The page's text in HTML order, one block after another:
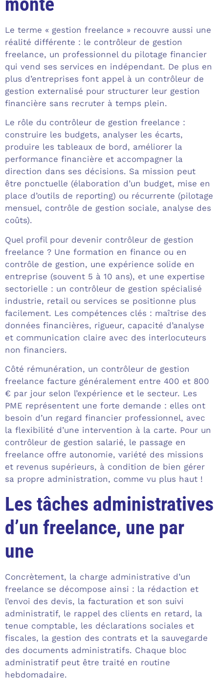
Le terme « gestion freelance » recouvre aussi une
réalité différente : le contrôleur de gestion
freelance, un professionnel du pilotage financier
qui vend ses services en indépendant. De plus en
plus d’entreprises font appel à un contrôleur de
gestion externalisé pour structurer leur gestion
financière sans recruter à temps plein.
Le rôle du contrôleur de gestion freelance :
construire les budgets, analyser les écarts,
produire les tableaux de bord, améliorer la
performance financière et accompagner la
direction dans ses décisions. Sa mission peut
être ponctuelle (élaboration d’un budget, mise en
place d’outils de reporting) ou récurrente (pilotage
mensuel, contrôle de gestion sociale, analyse des
coûts).
Quel profil pour devenir contrôleur de gestion
freelance ? Une formation en finance ou en
contrôle de gestion, une expérience solide en
entreprise (souvent 5 à 10 ans), et une expertise
sectorielle : un contrôleur de gestion spécialisé
industrie, retail ou services se positionne plus
facilement. Les compétences clés : maîtrise des
données financières, rigueur, capacité d’analyse
et communication claire avec des interlocuteurs
non financiers.
Côté rémunération, un contrôleur de gestion
freelance facture généralement entre 400 et 800
€ par jour selon l’expérience et le secteur. Les
PME représentent une forte demande : elles ont
besoin d’un regard financier professionnel, avec
la flexibilité d’une intervention à la carte. Pour un
contrôleur de gestion salarié, le passage en
freelance offre autonomie, variété des missions
et revenus supérieurs, à condition de bien gérer
sa propre administration, comme vu plus haut !
Les tâches administratives
d’un freelance, une par
une
Concrètement, la charge administrative d’un
freelance se décompose ainsi : la rédaction et
l’envoi des devis, la facturation et son suivi
administratif, le rappel des clients en retard, la
tenue comptable, les déclarations sociales et
fiscales, la gestion des contrats et la sauvegarde
des documents administratifs. Chaque bloc
administratif peut être traité en routine
hebdomadaire.